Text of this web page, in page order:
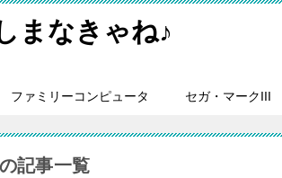
まなきゃね♪
ファミリーコンピュータ セガ・マークIII
記事一覧